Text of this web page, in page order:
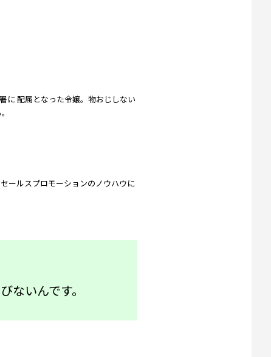
に 配属となった令嬢。物おじしない
。
ールスプロモーションのノウハウに
ないんです。